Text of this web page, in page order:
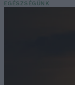
EGÉSZSÉGÜNK